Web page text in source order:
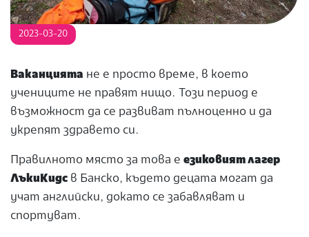
2023-03-20
Ваканцията не е просто време, в което
учениците не правят нищо. Този период е
възможност да се развиват пълноценно и да
укрепят здравето си.
Правилното място за това е езиковият лагер
ЛъкиКидс в Банско, където децата могат да
учат английски, докато се забавляват и
спортуват.